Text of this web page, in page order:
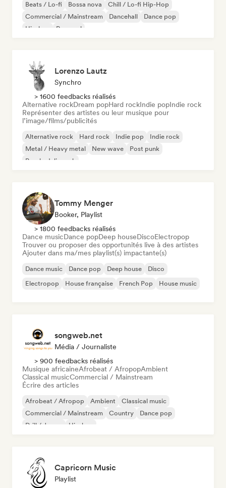
Beats / Lo-fi Bossa nova
Chill / Lo-fi Hip-Hop
Commercial / Mainstream
Dancehall
Dance pop
Hip-hop
Pop soul
Lorenzo Lautz
Synchro
> 1600 feedbacks réalisés
Alternative rockDream popHard rockIndie popIndie rock
Représenter des artistes ou leur musique pour
l’image/films/publicités
Alternative rock Hard rock Indie pop
Indie rock
Metal / Heavy metal
New wave
Post punk
Psychedelic rock
Tommy Menger
Booker, Playlist
> 1800 feedbacks réalisés
Dance musicDance popDeep houseDiscoElectropop
Trouver ou proposer des opportunités live à des artistes
Ajouter dans ma/mes playlist(s) impactante(s)
Dance music Dance pop Deep house
Disco
Electropop
House française French Pop House music
songweb.net
Média / Journaliste
> 900 feedbacks réalisés
Musique africaineAfrobeat / AfropopAmbient
Classical musicCommercial / Mainstream
Écrire des articles
Afrobeat / Afropop Ambient
Classical music
Commercial / Mainstream
Country
Dance pop
Drill / Jersey
Hip-hop
Capricorn Music
Playlist